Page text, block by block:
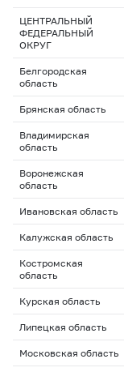
ЦЕНТРАЛЬНЫЙ
ФЕДЕРАЛЬНЫЙ
ОКРУГ
Белгородская
область
Брянская область
Владимирская
область
Воронежская
область
Ивановская область
Калужская область
Костромская
область
Курская область
Липецкая область
Московская область